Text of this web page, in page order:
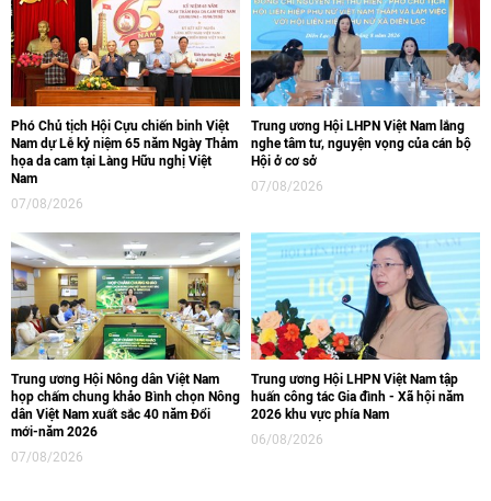
Phó Chủ tịch Hội Cựu chiến binh Việt
Nam dự Lễ kỷ niệm 65 năm Ngày Thảm
họa da cam tại Làng Hữu nghị Việt
Nam
07/08/2026
Trung ương Hội LHPN Việt Nam lắng
nghe tâm tư, nguyện vọng của cán bộ
Hội ở cơ sở
07/08/2026
Trung ương Hội Nông dân Việt Nam
họp chấm chung khảo Bình chọn Nông
dân Việt Nam xuất sắc 40 năm Đổi
mới-năm 2026
07/08/2026
Trung ương Hội LHPN Việt Nam tập
huấn công tác Gia đình - Xã hội năm
2026 khu vực phía Nam
06/08/2026